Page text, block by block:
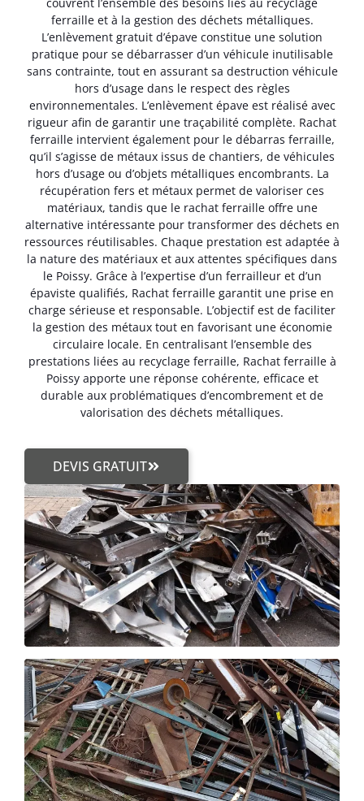
ferraille et à la gestion des déchets métalliques.
L’enlèvement gratuit d’épave constitue une solution
pratique pour se débarrasser d’un véhicule inutilisable
sans contrainte, tout en assurant sa destruction véhicule
hors d’usage dans le respect des règles
environnementales. L’enlèvement épave est réalisé avec
rigueur afin de garantir une traçabilité complète. Rachat
ferraille intervient également pour le débarras ferraille,
qu’il s’agisse de métaux issus de chantiers, de véhicules
hors d’usage ou d’objets métalliques encombrants. La
récupération fers et métaux permet de valoriser ces
matériaux, tandis que le rachat ferraille offre une
alternative intéressante pour transformer des déchets en
ressources réutilisables. Chaque prestation est adaptée à
la nature des matériaux et aux attentes spécifiques dans
le Poissy. Grâce à l’expertise d’un ferrailleur et d’un
épaviste qualifiés, Rachat ferraille garantit une prise en
charge sérieuse et responsable. L’objectif est de faciliter
la gestion des métaux tout en favorisant une économie
circulaire locale. En centralisant l’ensemble des
prestations liées au recyclage ferraille, Rachat ferraille à
Poissy apporte une réponse cohérente, efficace et
durable aux problématiques d’encombrement et de
valorisation des déchets métalliques.
DEVIS GRATUIT